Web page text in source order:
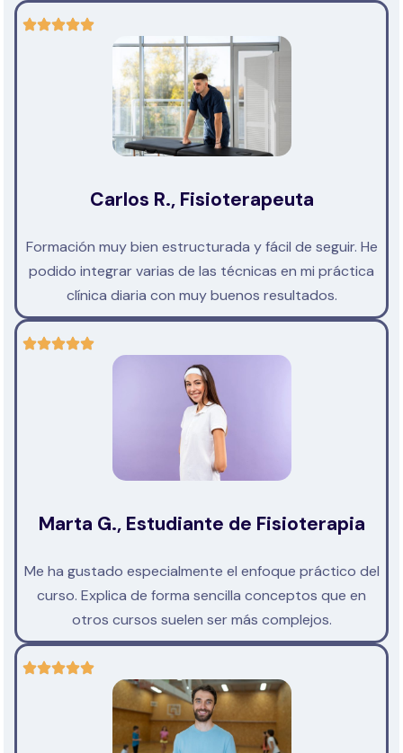
Carlos R., Fisioterapeuta
Formación muy bien estructurada y fácil de seguir. He
podido integrar varias de las técnicas en mi práctica
clínica diaria con muy buenos resultados.
Marta G., Estudiante de Fisioterapia
Me ha gustado especialmente el enfoque práctico del
curso. Explica de forma sencilla conceptos que en
otros cursos suelen ser más complejos.